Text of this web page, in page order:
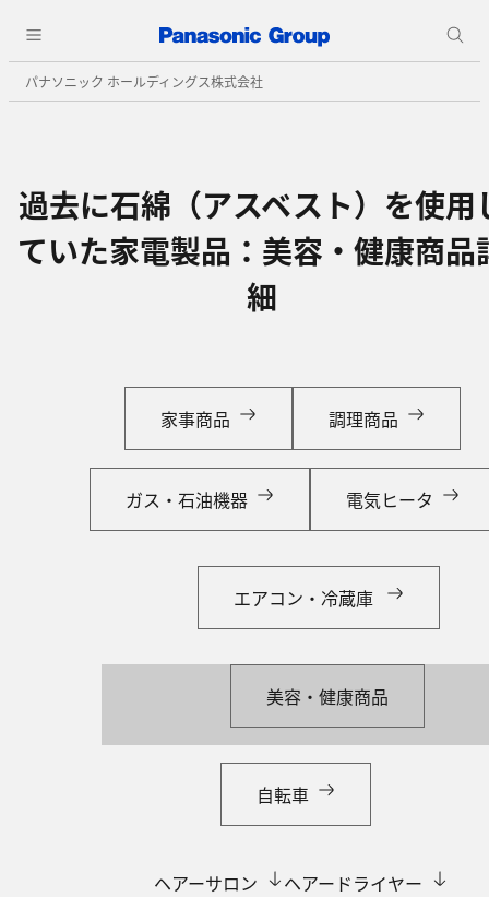
パナソニック ホールディングス株式会社
過去に石綿（アスベスト）を使用
ていた家電製品：美容・健康商品
細
家事商品 調理商品
ガス・石油機器 電気ヒータ
エアコン・冷蔵庫
美容・健康商品
自転車
ヘアーサロン
ヘアードライヤー